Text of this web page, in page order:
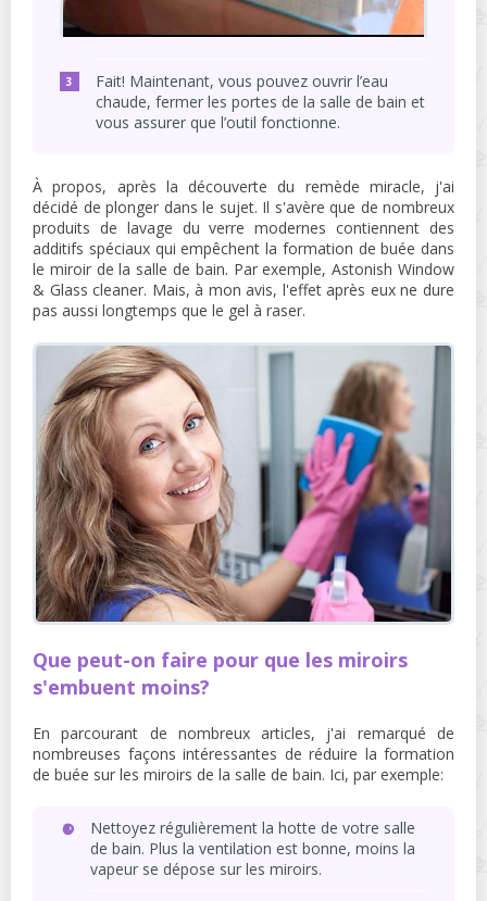
Fait! Maintenant, vous pouvez ouvrir l’eau
chaude, fermer les portes de la salle de bain et
vous assurer que l’outil fonctionne.
À propos, après la découverte du remède miracle, j'ai
décidé de plonger dans le sujet. Il s'avère que de nombreux
produits de lavage du verre modernes contiennent des
additifs spéciaux qui empêchent la formation de buée dans
le miroir de la salle de bain. Par exemple, Astonish Window
& Glass cleaner. Mais, à mon avis, l'effet après eux ne dure
pas aussi longtemps que le gel à raser.
Que peut-on faire pour que les miroirs
s'embuent moins?
En parcourant de nombreux articles, j'ai remarqué de
nombreuses façons intéressantes de réduire la formation
de buée sur les miroirs de la salle de bain. Ici, par exemple:
Nettoyez régulièrement la hotte de votre salle
de bain. Plus la ventilation est bonne, moins la
vapeur se dépose sur les miroirs.